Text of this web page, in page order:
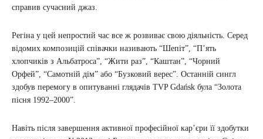
справив сучасний джаз.
Регіна у цей непростий час все ж розвиває свою діяльність. Серед
відомих композицій співачки називають “Шепіт”, “П’ять
хлопчиків з Альбатроса”, “Жити раз”, “Каштан”, “Чорний
Орфей”, “Самотній дім” або “Бузковий верес”. Останній сингл
здобув перемогу в опитуванні глядачів TVP Gdańsk була “Золота
пісня 1992–2000”.
Навіть після завершення активної професійної кар’єри її здобутки